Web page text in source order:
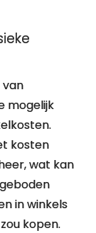
mogelijk
kosten
wat kan
in winkels
kopen.